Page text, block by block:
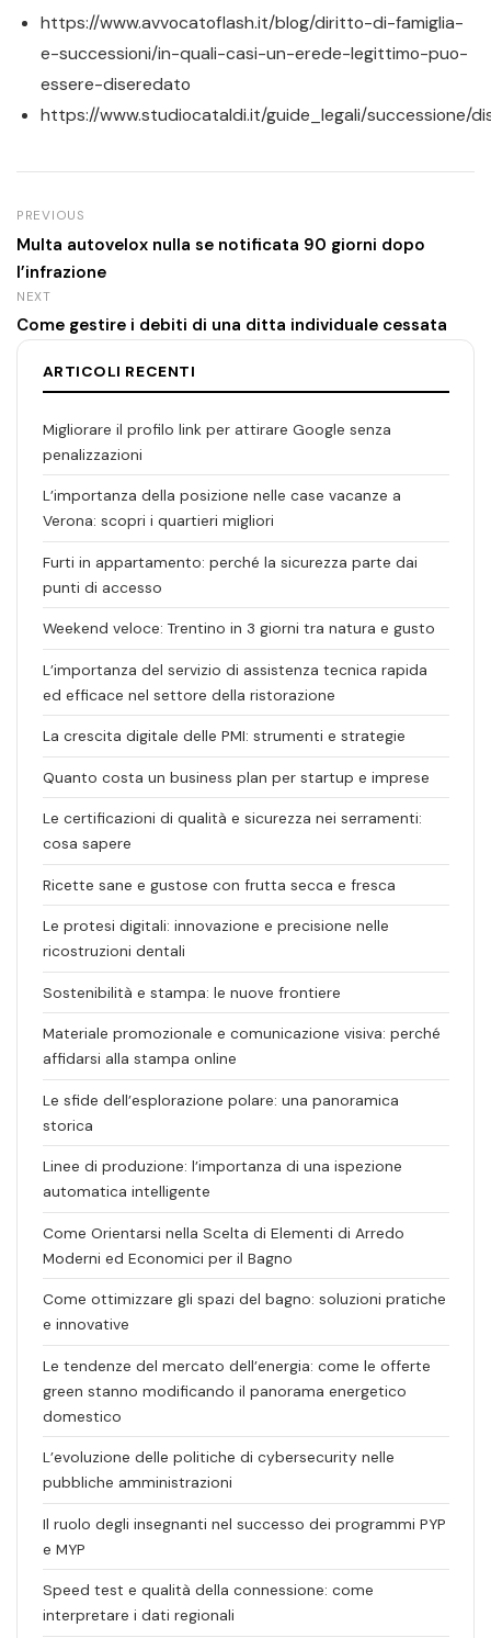
https://www.avvocatoflash.it/blog/diritto-di-famiglia-
e-successioni/in-quali-casi-un-erede-legittimo-puo-
essere-diseredato
https://www.studiocataldi.it/guide_legali/successione/
PREVIOUS
Multa autovelox nulla se notificata 90 giorni dopo
l’infrazione
NEXT
Come gestire i debiti di una ditta individuale cessata
ARTICOLI RECENTI
Migliorare il profilo link per attirare Google senza
penalizzazioni
L’importanza della posizione nelle case vacanze a
Verona: scopri i quartieri migliori
Furti in appartamento: perché la sicurezza parte dai
punti di accesso
Weekend veloce: Trentino in 3 giorni tra natura e gusto
L’importanza del servizio di assistenza tecnica rapida
ed efficace nel settore della ristorazione
La crescita digitale delle PMI: strumenti e strategie
Quanto costa un business plan per startup e imprese
Le certificazioni di qualità e sicurezza nei serramenti:
cosa sapere
Ricette sane e gustose con frutta secca e fresca
Le protesi digitali: innovazione e precisione nelle
ricostruzioni dentali
Sostenibilità e stampa: le nuove frontiere
Materiale promozionale e comunicazione visiva: perché
affidarsi alla stampa online
Le sfide dell’esplorazione polare: una panoramica
storica
Linee di produzione: l’importanza di una ispezione
automatica intelligente
Come Orientarsi nella Scelta di Elementi di Arredo
Moderni ed Economici per il Bagno
Come ottimizzare gli spazi del bagno: soluzioni pratiche
e innovative
Le tendenze del mercato dell’energia: come le offerte
green stanno modificando il panorama energetico
domestico
L’evoluzione delle politiche di cybersecurity nelle
pubbliche amministrazioni
Il ruolo degli insegnanti nel successo dei programmi PYP
e MYP
Speed test e qualità della connessione: come
interpretare i dati regionali